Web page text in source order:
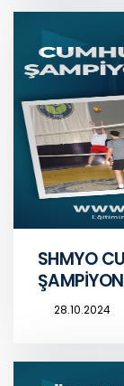
SHMYO
28.10.2024